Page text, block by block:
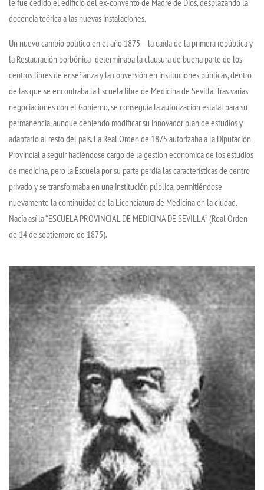
le fue cedido el edificio del ex-convento de Madre de Dios, desplazando la
docencia teórica a las nuevas instalaciones.
Un nuevo cambio político en el año 1875 – la caída de la primera república y
la Restauración borbónica- determinaba la clausura de buena parte de los
centros libres de enseñanza y la conversión en instituciones públicas, dentro
de las que se encontraba la Escuela libre de Medicina de Sevilla. Tras varias
negociaciones con el Gobierno, se conseguía la autorización estatal para su
permanencia, aunque debiendo modificar su innovador plan de estudios y
adaptarlo al resto del país. La Real Orden de 1875 autorizaba a la Diputación
Provincial a seguir haciéndose cargo de la gestión económica de los estudios
de medicina, pero la Escuela por su parte perdía las características de centro
privado y se transformaba en una institución pública, permitiéndose
nuevamente la continuidad de la Licenciatura de Medicina en la ciudad.
Nacía así la “ESCUELA PROVINCIAL DE MEDICINA DE SEVILLA” (Real Orden
de 14 de septiembre de 1875).